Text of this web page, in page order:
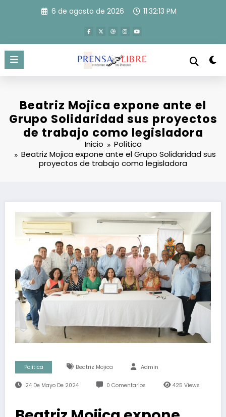
6 de agosto de 2026 11:32:13 PM
Beatriz Mojica expone ante el
Grupo Solidaridad sus proyectos
de trabajo como legisladora
Inicio
Política
Beatriz Mojica expone ante el Grupo Solidaridad sus
proyectos de trabajo como legisladora
Política Beatriz Mojica Admin
24 De Mayo De 2024 0 Comentarios 425Views